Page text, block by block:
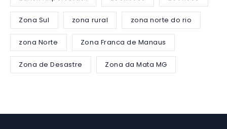
Zona Sul zona rural zona norte do rio
zona Norte Zona Franca de Manaus
Zona de Desastre Zona da Mata MG